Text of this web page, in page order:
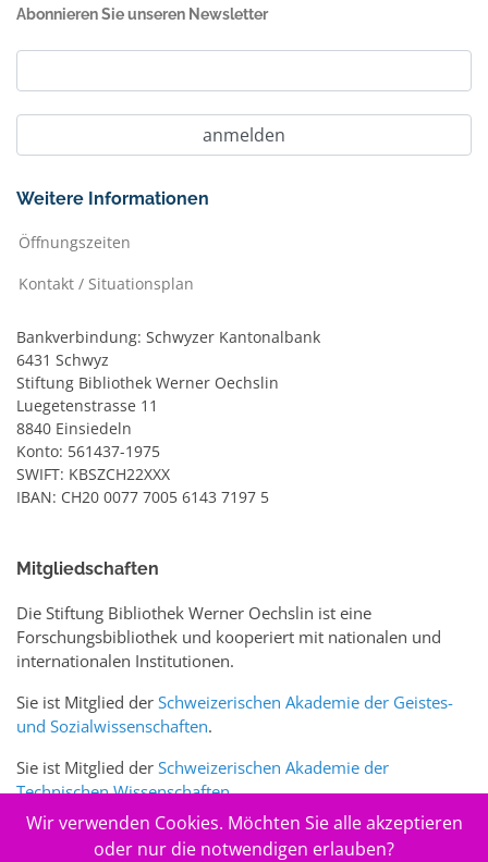
Abonnieren Sie unseren Newsletter
Weitere Informationen
Öffnungszeiten
Kontakt / Situationsplan
Bankverbindung: Schwyzer Kantonalbank
6431 Schwyz
Stiftung Bibliothek Werner Oechslin
Luegetenstrasse 11
8840 Einsiedeln
Konto: 561437-1975
SWIFT: KBSZCH22XXX
IBAN: CH20 0077 7005 6143 7197 5
Mitgliedschaften
Die Stiftung Bibliothek Werner Oechslin ist eine
Forschungsbibliothek und kooperiert mit nationalen und
internationalen Institutionen.
Sie ist Mitglied der Schweizerischen Akademie der Geistes-
und Sozialwissenschaften.
Sie ist Mitglied der Schweizerischen Akademie der
Technischen Wissenschaften.
Sie ist zudem Mitglied des Schweizer Portalswww.sciences-
Wir verwenden Cookies. Möchten Sie alle akzeptieren
oder nur die notwendigen erlauben?